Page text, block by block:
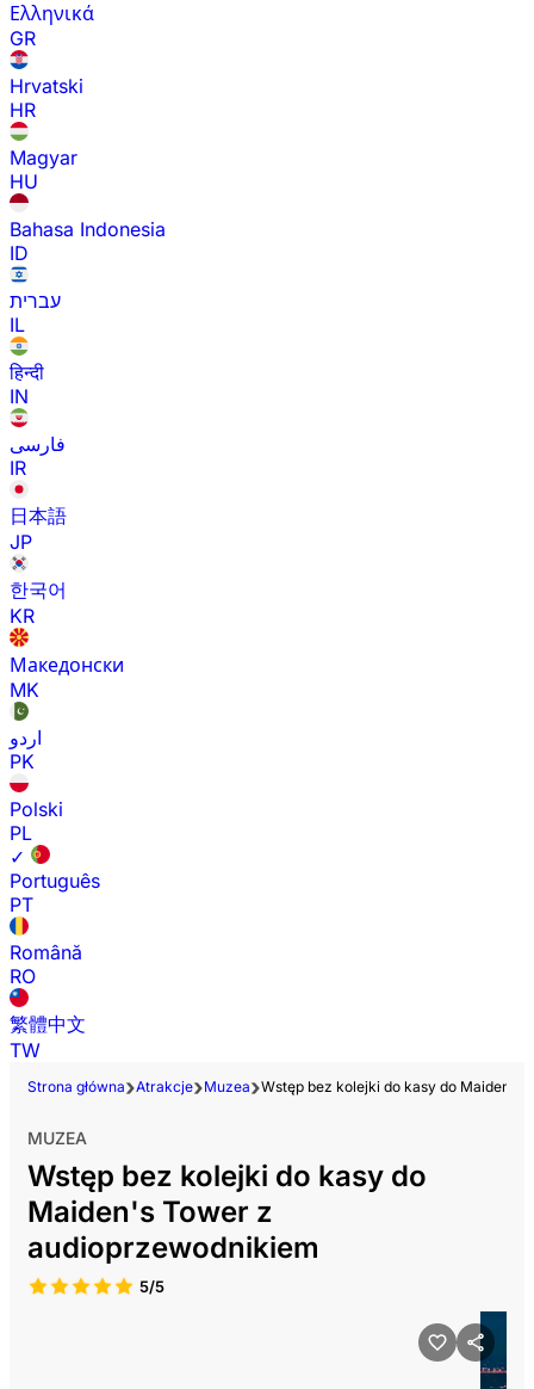
Ελληνικά
GR
Hrvatski
HR
Magyar
HU
Bahasa Indonesia
ID
עברית
IL
हिन्दी
IN
فارسی
IR
日本語
JP
한국어
KR
Македонски
MK
اردو
PK
Polski
PL
✓
Português
PT
Română
RO
繁體中文
TW
Strona główna Atrakcje Muzea Wstęp bez kolejki do kasy do Maiden's
MUZEA
Wstęp bez kolejki do kasy do
Maiden's Tower z
audioprzewodnikiem
5/5